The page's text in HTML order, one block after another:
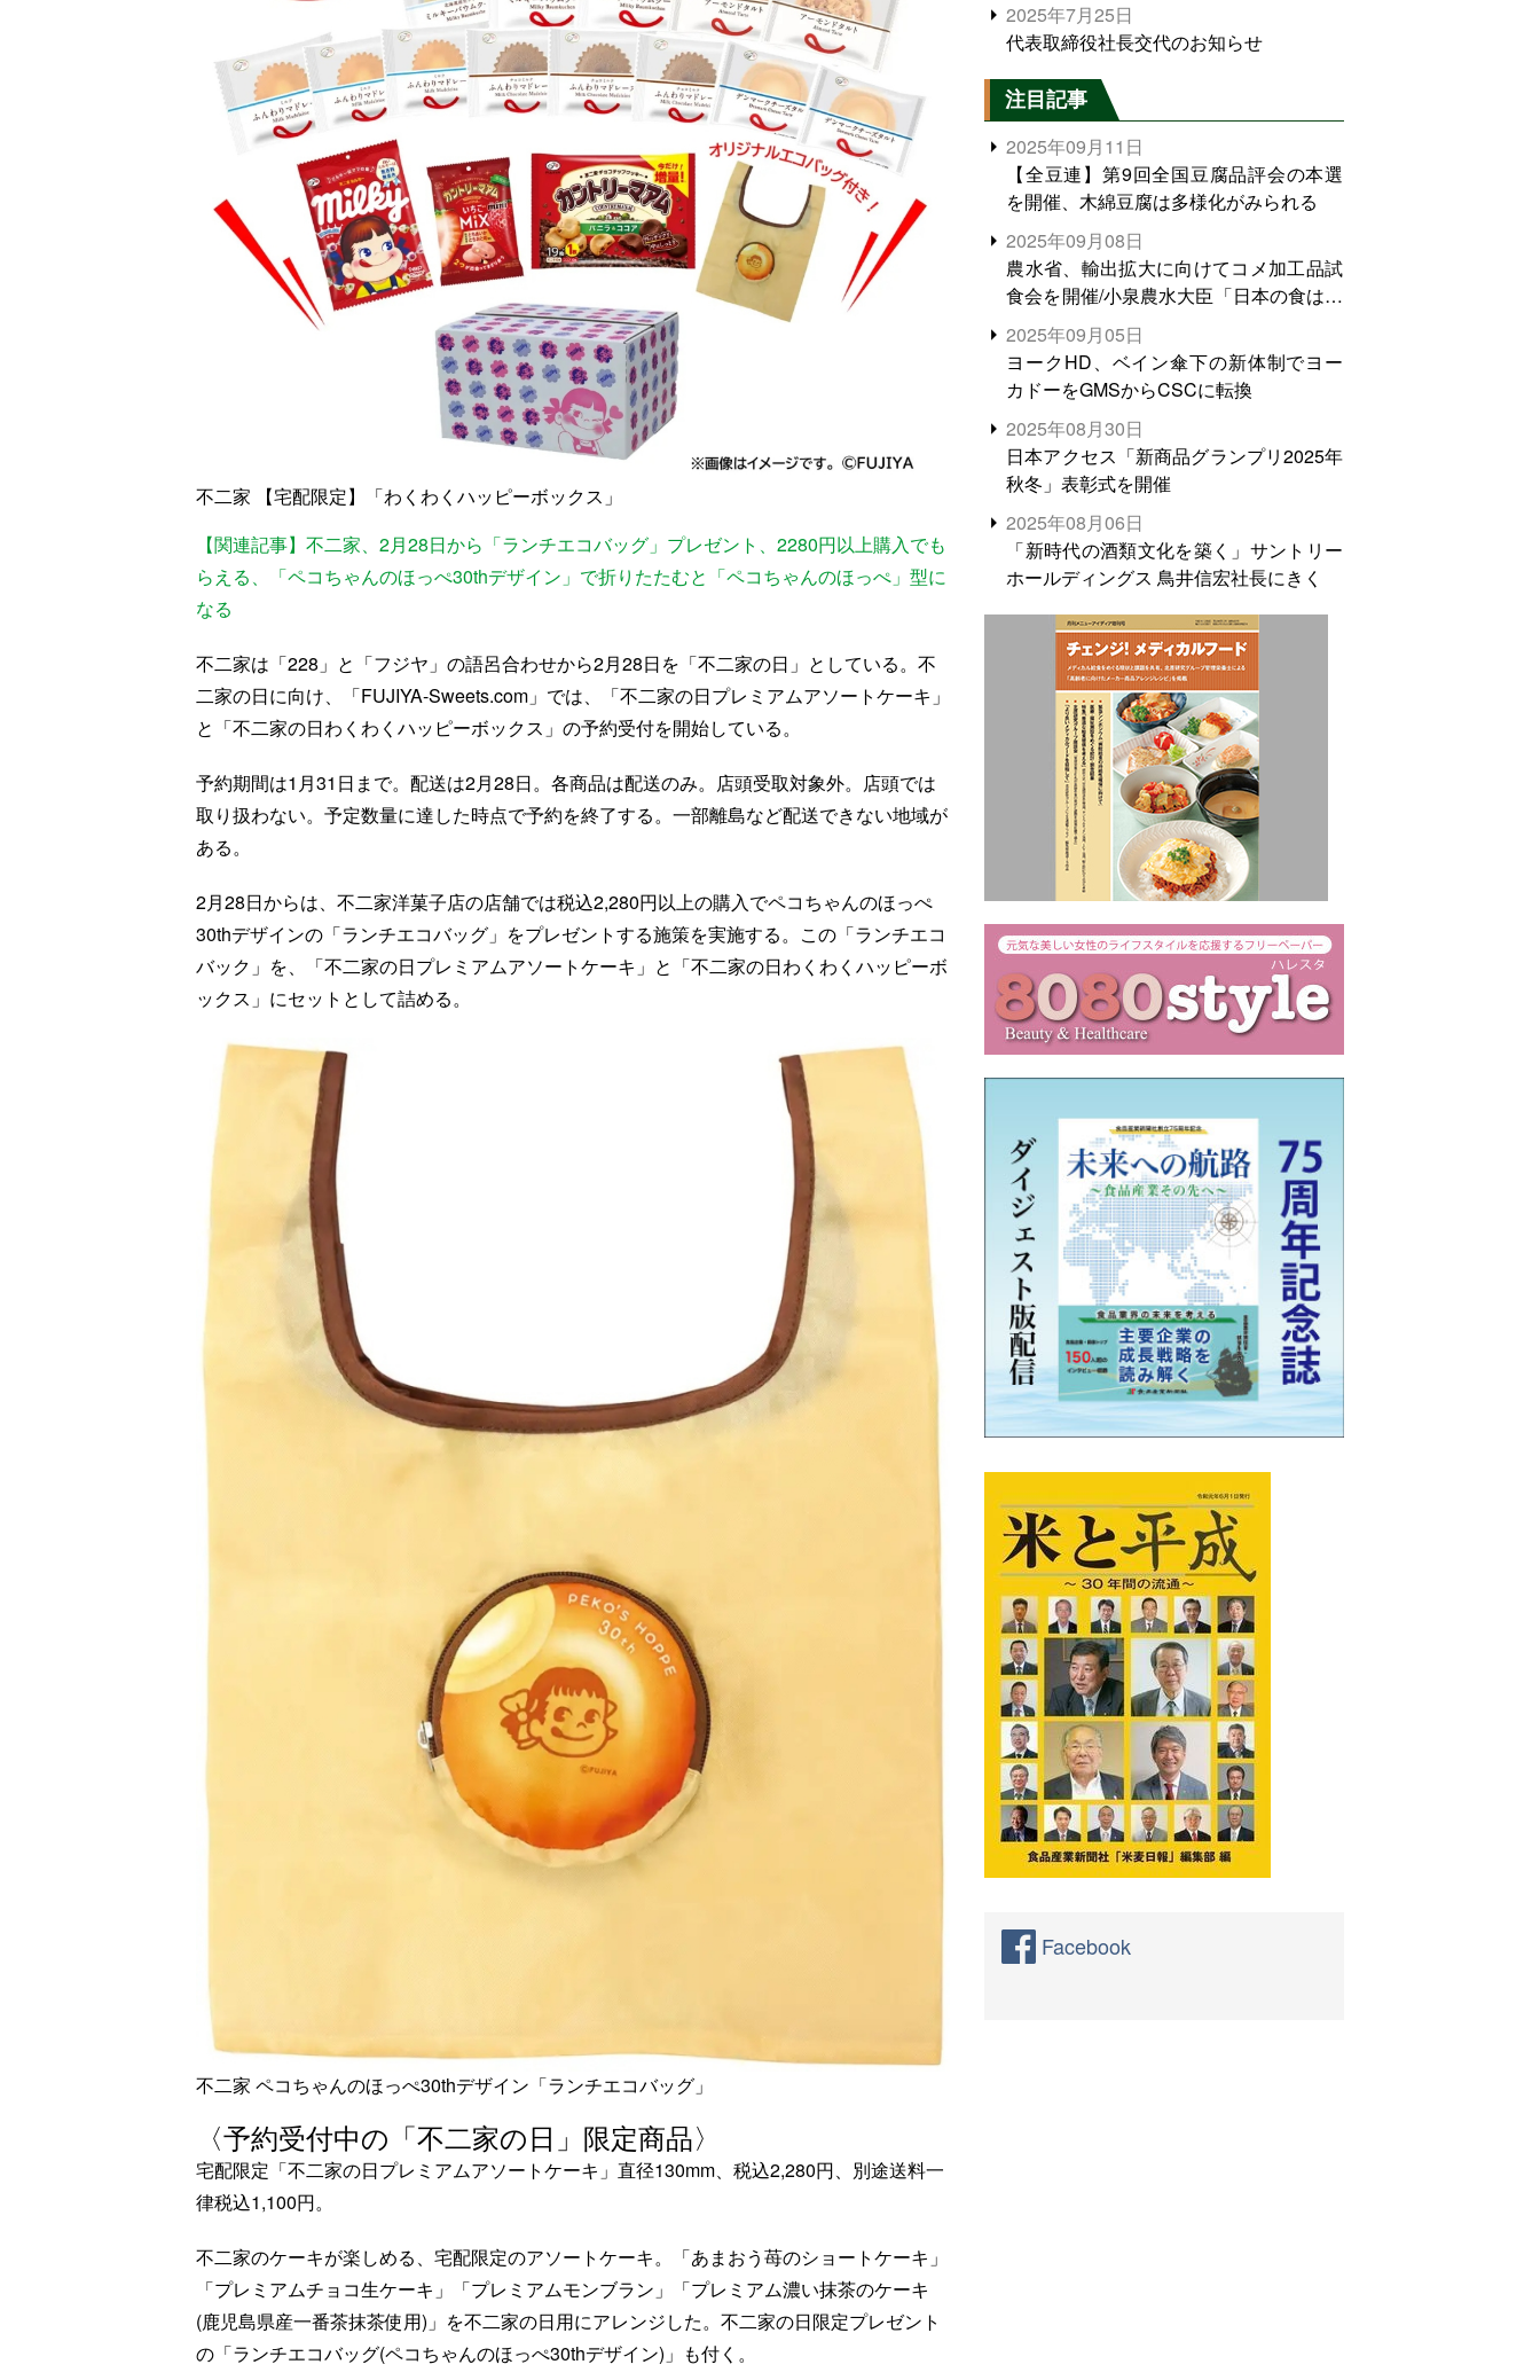
不二家 【宅配限定】「わくわくハッピーボックス」
【関連記事】不二家、2月28日から「ランチエコバッグ」プレゼント、2280円以上購入でも
らえる、「ペコちゃんのほっぺ30thデザイン」で折りたたむと「ペコちゃんのほっぺ」型に
なる
不二家は「228」と「フジヤ」の語呂合わせから2月28日を「不二家の日」としている。不
二家の日に向け、「FUJIYA-Sweets.com」では、「不二家の日プレミアムアソートケーキ」
と「不二家の日わくわくハッピーボックス」の予約受付を開始している。
予約期間は1月31日まで。配送は2月28日。各商品は配送のみ。店頭受取対象外。店頭では
取り扱わない。予定数量に達した時点で予約を終了する。一部離島など配送できない地域が
ある。
2月28日からは、不二家洋菓子店の店舗では税込2,280円以上の購入でペコちゃんのほっぺ
30thデザインの「ランチエコバッグ」をプレゼントする施策を実施する。この「ランチエコ
バック」を、「不二家の日プレミアムアソートケーキ」と「不二家の日わくわくハッピーボ
ックス」にセットとして詰める。
不二家 ペコちゃんのほっぺ30thデザイン「ランチエコバッグ」
〈予約受付中の「不二家の日」限定商品〉
宅配限定「不二家の日プレミアムアソートケーキ」直径130mm、税込2,280円、別途送料一
律税込1,100円。
不二家のケーキが楽しめる、宅配限定のアソートケーキ。「あまおう苺のショートケーキ」
「プレミアムチョコ生ケーキ」「プレミアムモンブラン」「プレミアム濃い抹茶のケーキ
(鹿児島県産一番茶抹茶使用)」を不二家の日用にアレンジした。不二家の日限定プレゼント
の「ランチエコバッグ(ペコちゃんのほっぺ30thデザイン)」も付く。
2025年7月25日
代表取締役社長交代のお知らせ
注目記事
2025年09月11日
【全豆連】第9回全国豆腐品評会の本選
を開催、木綿豆腐は多様化がみられる
2025年09月08日
農水省、輸出拡大に向けてコメ加工品試
食会を開催/小泉農水大臣「日本の食は世
界でトップをとれる。米増産に向けて、
米輸出需要の拡大を」
2025年09月05日
ヨークHD、ベイン傘下の新体制でヨー
カドーをGMSからCSCに転換
2025年08月30日
日本アクセス「新商品グランプリ2025年
秋冬」表彰式を開催
2025年08月06日
「新時代の酒類文化を築く」サントリー
ホールディングス 鳥井信宏社長にきく
Facebook